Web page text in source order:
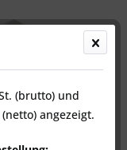
(brutto) und
angezeigt.